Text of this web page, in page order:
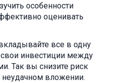
особенности
оценивать
все в одну
инвестиции между
Так вы снизите риск
неудачном вложении.